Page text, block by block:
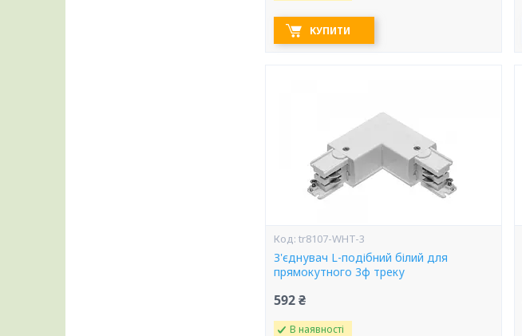
КУПИТИ
tr8107-WHT-3
З'єднувач L-подібний білий для
прямокутного 3ф треку
592 ₴
В наявності